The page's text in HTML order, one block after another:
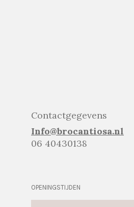
Contactgegevens
Info@brocantiosa.nl
06 40430138
OPENINGSTIJDEN